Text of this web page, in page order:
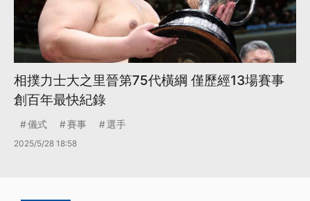
相撲力士大之里晉第75代橫綱 僅歷經13場賽事
創百年最快紀錄
儀式 賽事 選手
2025/5/28 18:58